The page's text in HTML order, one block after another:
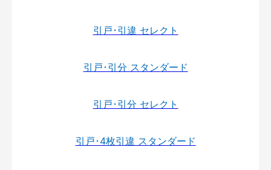
引戸･引違 セレクト
引戸･引分 スタンダード
引戸･引分 セレクト
引戸･4枚引違 スタンダード